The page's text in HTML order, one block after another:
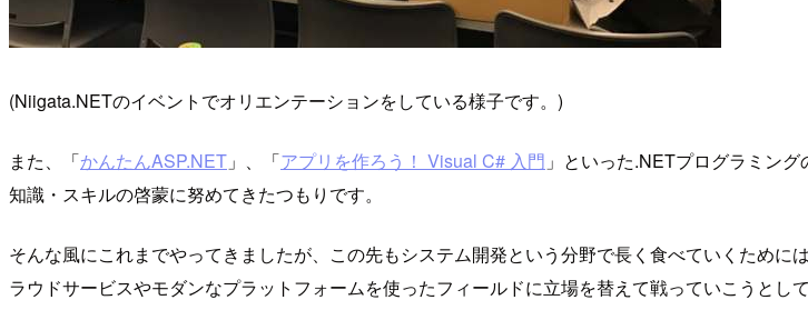
(Niigata.NETのイベントでオリエンテーションをしている様子です。)
また、「かんたんASP.NET 」、「アプリを作ろう！ Visual C# 入門 」といった.NETプログラミン
知識・スキルの啓蒙に努めてきたつもりです。
そんな風にこれまでやってきましたが、この先もシステム開発という分野で長く食べていくため
ラウドサービスやモダンなプラットフォームを使ったフィールドに立場を替えて戦っていこうとし